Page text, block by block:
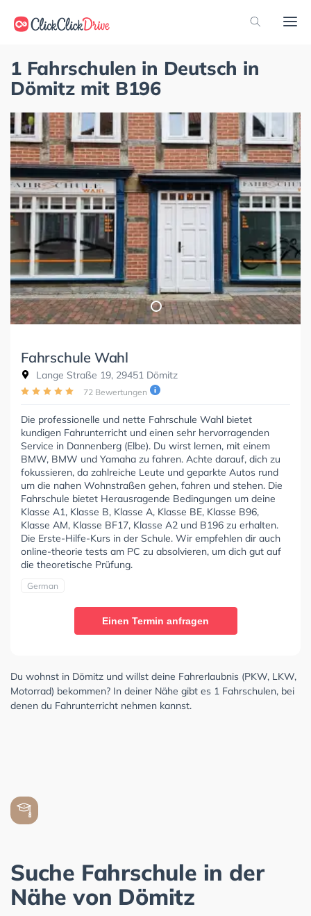
1 Fahrschulen in Deutsch in
Dömitz mit B196
Fahrschule Wahl
Lange Straße 19, 29451 Dömitz
72 Bewertungen
Die professionelle und nette Fahrschule Wahl bietet
kundigen Fahrunterricht und einen sehr hervorragenden
Service in Dannenberg (Elbe). Du wirst lernen, mit einem
BMW, BMW und Yamaha zu fahren. Achte darauf, dich zu
fokussieren, da zahlreiche Leute und geparkte Autos rund
um die nahen Wohnstraßen gehen, fahren und stehen. Die
Fahrschule bietet Herausragende Bedingungen um deine
Klasse A1, Klasse B, Klasse A, Klasse BE, Klasse B96,
Klasse AM, Klasse BF17, Klasse A2 und B196 zu erhalten.
Die Erste-Hilfe-Kurs in der Schule. Wir empfehlen dir auch
online-theorie tests am PC zu absolvieren, um dich gut auf
die theoretische Prüfung.
German
Einen Termin anfragen
Du wohnst in Dömitz und willst deine Fahrerlaubnis (PKW, LKW,
Motorrad) bekommen? In deiner Nähe gibt es 1 Fahrschulen, bei
denen du Fahrunterricht nehmen kannst.
Suche Fahrschule in der
Nähe von Dömitz